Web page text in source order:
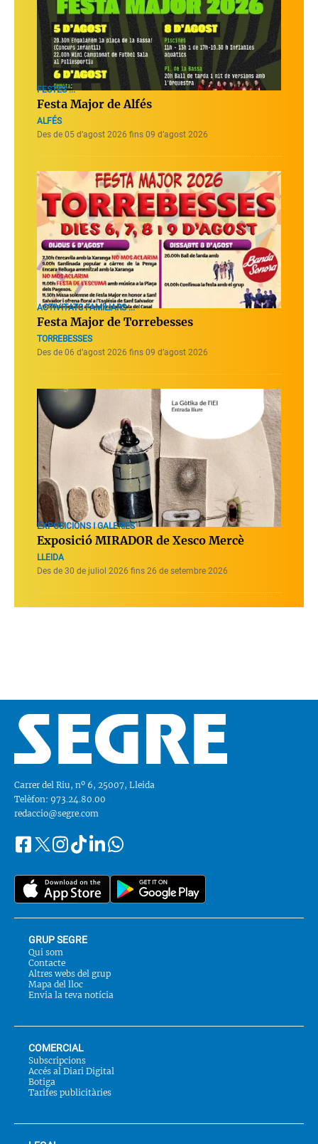
FESTES ...
Festa Major de Alfés
ALFÉS
Des de 05 d’agost 2026 fins 09 d’agost 2026
ACTIVITATS FAMILIARS ...
Festa Major de Torrebesses
TORREBESSES
Des de 06 d’agost 2026 fins 09 d’agost 2026
EXPOSICIONS I GALERIES
Exposició MIRADOR de Xesco Mercè
LLEIDA
Des de 30 de juliol 2026 fins 26 de setembre 2026
Carrer del Riu, nº 6, 25007, Lleida
Telèfon: 973.24.80.00
redaccio@segre.com
Segueix-
a::
FacebookInstagram
TiktokLinkedinWhatsapp
GRUP SEGRE
Qui som
Contacte
Altres webs del grup
Mapa del lloc
Envia la teva notícia
COMERCIAL
Subscripcions
Accés al Diari Digital
Botiga
Tarifes publicitàries